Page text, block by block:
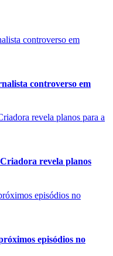
controverso em
revela planos
episódios no